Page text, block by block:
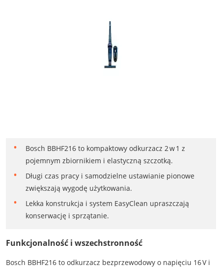
Bosch BBHF216 to kompaktowy odkurzacz 2 w 1 z
pojemnym zbiornikiem i elastyczną szczotką.
Długi czas pracy i samodzielne ustawianie pionowe
zwiększają wygodę użytkowania.
Lekka konstrukcja i system EasyClean upraszczają
konserwację i sprzątanie.
Funkcjonalność i wszechstronność
Bosch BBHF216 to odkurzacz bezprzewodowy o napięciu 16 V i